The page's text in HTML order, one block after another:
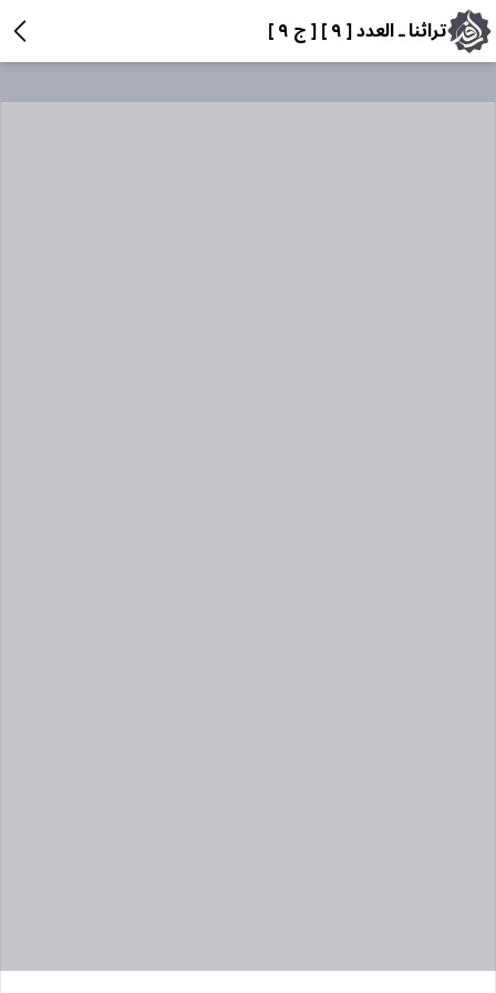
تراثنا ـ العدد [ ٩ ] [ ج ٩ ]